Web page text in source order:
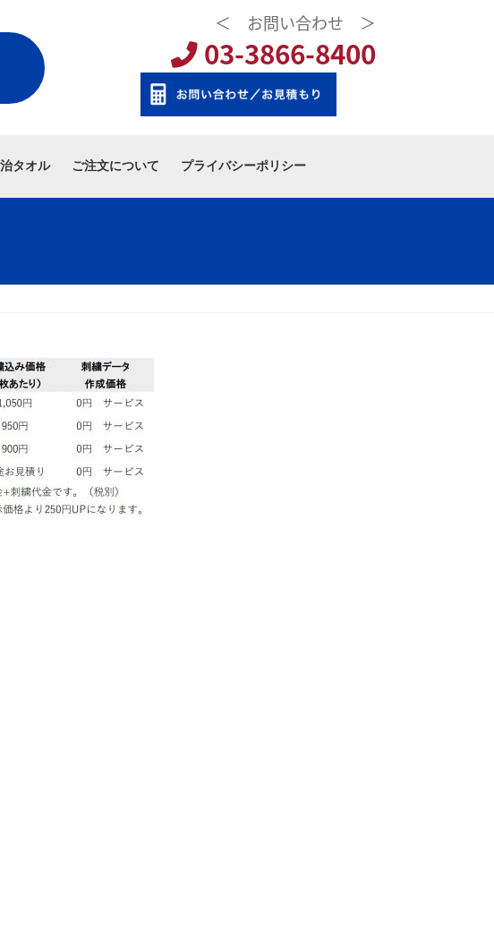
＜ お問い合わせ ＞
03-3866-8400
タオル ご注文について プライバシーポリシー